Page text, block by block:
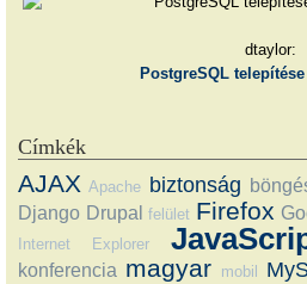
dtaylor:
PostgreSQL
Címkék
AJAX Apache biztonság
Django Drupal felület Firefox
Internet Explorer
konferencia magyar mobil